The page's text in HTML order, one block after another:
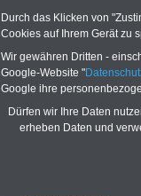
schreiben Sie uns
M
Durch das Klicken von
Cookies auf Ihrem Gerät zu
Wir gewähren Dritten -
Google-Website "
Google ihre
Dürfen wir Ihre Daten
erheben Daten und